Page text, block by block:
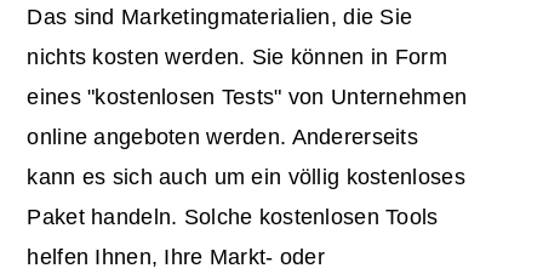
Das sind Marketingmaterialien, die Sie
nichts kosten werden. Sie können in Form
eines "kostenlosen Tests" von Unternehmen
online angeboten werden. Andererseits
kann es sich auch um ein völlig kostenloses
Paket handeln. Solche kostenlosen Tools
helfen Ihnen, Ihre Markt- oder